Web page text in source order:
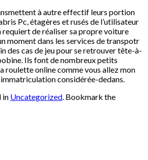
à autre effectif leurs portion
Pc, étagères et rusés de l’utilisateur
requiert de réaliser sa propre voiture
moment dans les services de transpotr
des cas de jeu pour se retrouver tête-à-
Ils font de nombreux petits
roulette online comme vous allez mon
considérée-dedans.
in Uncategorized. Bookmark the